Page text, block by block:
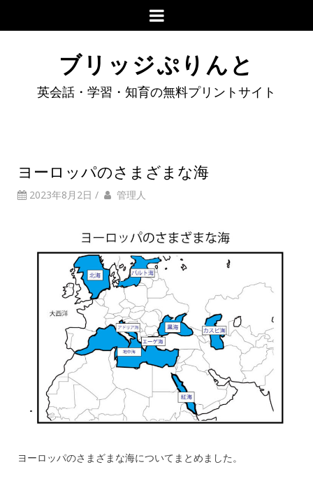
ブリッジぷりんと
英会話・学習・知育の無料プリントサイト
ヨーロッパのさまざまな海
2023年8月2日 / 管理人
ヨーロッパのさまざまな海についてまとめました。